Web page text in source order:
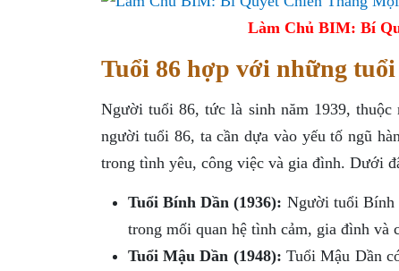
Làm Chủ BIM: Bí
Tuổi 86 hợp với những tuổi
Người tuổi 86, tức là sinh năm 1939,
người tuổi 86, ta cần dựa vào yếu tố ngũ
trong tình yêu, công việc và gia đình. Dưới
Tuổi Bính Dần (1936): Người tuổi Bính
trong mối quan hệ tình cảm, gia đình và
Tuổi Mậu Dần (1948): Tuổi Mậu Dần